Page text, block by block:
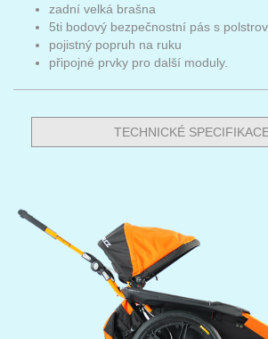
zadní velká brašna
5ti bodový bezpečnostní pás s
pojistný popruh na ruku
připojné prvky pro další moduly.
TECHNICKÉ